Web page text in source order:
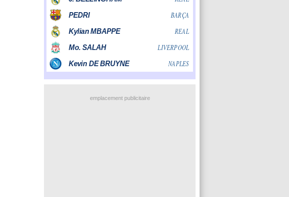
emplacement publicitaire